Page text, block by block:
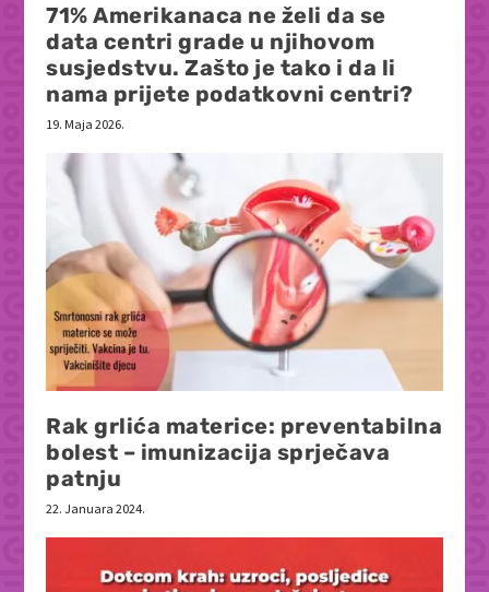
71% Amerikanaca ne želi da se
data centri grade u njihovom
susjedstvu. Zašto je tako i da li
nama prijete podatkovni centri?
19. Maja 2026.
Rak grlića materice: preventabilna
bolest – imunizacija sprječava
patnju
22. Januara 2024.